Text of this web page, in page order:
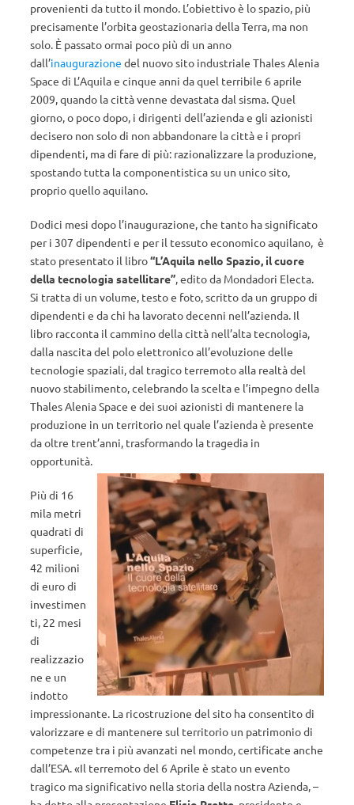
provenienti da tutto il mondo. L’obiettivo è lo spazio, più
precisamente l’orbita geostazionaria della Terra, ma non
solo. È passato ormai poco più di un anno
dall’inaugurazione del nuovo sito industriale Thales Alenia
Space di L’Aquila e cinque anni da quel terribile 6 aprile
2009, quando la città venne devastata dal sisma. Quel
giorno, o poco dopo, i dirigenti dell’azienda e gli azionisti
decisero non solo di non abbandonare la città e i propri
dipendenti, ma di fare di più: razionalizzare la produzione,
spostando tutta la componentistica su un unico sito,
proprio quello aquilano.
Dodici mesi dopo l’inaugurazione, che tanto ha significato
per i 307 dipendenti e per il tessuto economico aquilano, è
stato presentato il libro“L’Aquila nello Spazio, il cuore
della tecnologia satellitare”, edito da Mondadori Electa.
Si tratta di un volume, testo e foto, scritto da un gruppo di
dipendenti e da chi ha lavorato decenni nell’azienda. Il
libro racconta il cammino della città nell’alta tecnologia,
dalla nascita del polo elettronico all’evoluzione delle
tecnologie spaziali, dal tragico terremoto alla realtà del
nuovo stabilimento, celebrando la scelta e l’impegno della
Thales Alenia Space e dei suoi azionisti di mantenere la
produzione in un territorio nel quale l’azienda è presente
da oltre trent’anni, trasformando la tragedia in
opportunità.
Più di 16
mila metri
quadrati di
superficie,
42 milioni
di euro di
investimen
ti, 22 mesi
di
realizzazio
ne e un
indotto
impressionante. La ricostruzione del sito ha consentito di
valorizzare e di mantenere sul territorio un patrimonio di
competenze tra i più avanzati nel mondo, certificate anche
dall’ESA. «Il terremoto del 6 Aprile è stato un evento
tragico ma significativo nella storia della nostra Azienda, –